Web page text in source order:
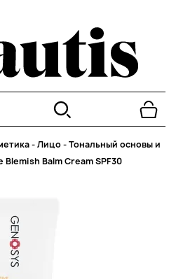
-Лицо-Тональный основы и
Balm Cream SPF30